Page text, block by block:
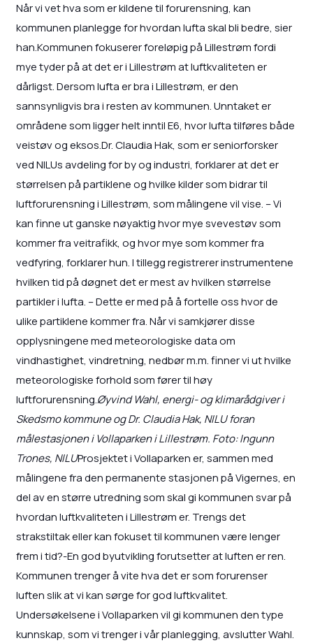
Når vi vet hva som er kildene til forurensning, kan
kommunen planlegge for hvordan lufta skal bli bedre, sier
han.Kommunen fokuserer foreløpig på Lillestrøm fordi
mye tyder på at det er i Lillestrøm at luftkvaliteten er
dårligst. Dersom lufta er bra i Lillestrøm, er den
sannsynligvis bra i resten av kommunen. Unntaket er
områdene som ligger helt inntil E6, hvor lufta tilføres både
veistøv og eksos.Dr. Claudia Hak, som er seniorforsker
ved NILUs avdeling for by og industri, forklarer at det er
størrelsen på partiklene og hvilke kilder som bidrar til
luftforurensning i Lillestrøm, som målingene vil vise. – Vi
kan finne ut ganske nøyaktig hvor mye svevestøv som
kommer fra veitrafikk, og hvor mye som kommer fra
vedfyring, forklarer hun. I tillegg registrerer instrumentene
hvilken tid på døgnet det er mest av hvilken størrelse
partikler i lufta. – Dette er med på å fortelle oss hvor de
ulike partiklene kommer fra. Når vi samkjører disse
opplysningene med meteorologiske data om
vindhastighet, vindretning, nedbør m.m. finner vi ut hvilke
meteorologiske forhold som fører til høy
luftforurensning.Øyvind Wahl, energi- og klimarådgiver i
Skedsmo kommune og Dr. Claudia Hak, NILU foran
målestasjonen i Vollaparken i Lillestrøm. Foto: Ingunn
Trones, NILUProsjektet i Vollaparken er, sammen med
målingene fra den permanente stasjonen på Vigernes, en
del av en større utredning som skal gi kommunen svar på
hvordan luftkvaliteten i Lillestrøm er. Trengs det
strakstiltak eller kan fokuset til kommunen være lenger
frem i tid?-En god byutvikling forutsetter at luften er ren.
Kommunen trenger å vite hva det er som forurenser
luften slik at vi kan sørge for god luftkvalitet.
Undersøkelsene i Vollaparken vil gi kommunen den type
kunnskap, som vi trenger i vår planlegging, avslutter Wahl.